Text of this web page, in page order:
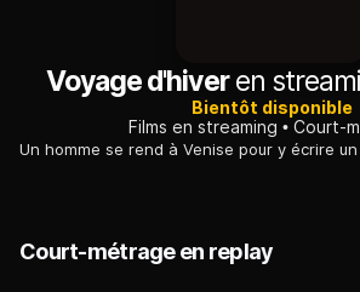
Voyage d'hiveren
Bientôt disponible
Films en streaming
Court-
Court-métrage en replay